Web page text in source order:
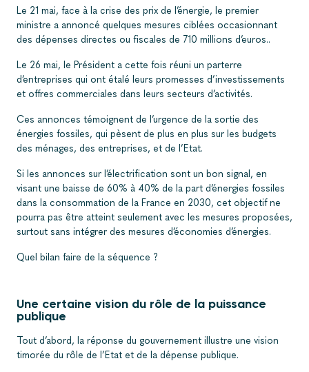
Le 21 mai, face à la crise des prix de l’énergie, le premier
ministre a annoncé quelques mesures ciblées occasionnant
des dépenses directes ou fiscales de 710 millions d’euros..
Le 26 mai, le Président a cette fois réuni un parterre
d’entreprises qui ont étalé leurs promesses d’investissements
et offres commerciales dans leurs secteurs d’activités.
Ces annonces témoignent de l’urgence de la sortie des
énergies fossiles, qui pèsent de plus en plus sur les budgets
des ménages, des entreprises, et de l’Etat.
Si les annonces sur l’électrification sont un bon signal, en
visant une baisse de 60% à 40% de la part d’énergies fossiles
dans la consommation de la France en 2030, cet objectif ne
pourra pas être atteint seulement avec les mesures proposées,
surtout sans intégrer des mesures d’économies d’énergies.
Quel bilan faire de la séquence ?
Une certaine vision du rôle de la puissance
publique
Tout d’abord, la réponse du gouvernement illustre une vision
timorée du rôle de l’Etat et de la dépense publique.